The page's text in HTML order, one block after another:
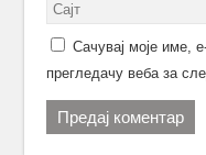
Сачувај моје име,
прегледачу веба за